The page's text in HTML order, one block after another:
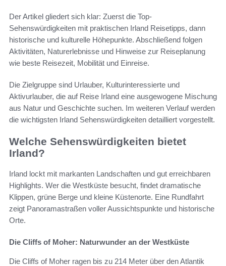
Der Artikel gliedert sich klar: Zuerst die Top-
Sehenswürdigkeiten mit praktischen Irland Reisetipps, dann
historische und kulturelle Höhepunkte. Abschließend folgen
Aktivitäten, Naturerlebnisse und Hinweise zur Reiseplanung
wie beste Reisezeit, Mobilität und Einreise.
Die Zielgruppe sind Urlauber, Kulturinteressierte und
Aktivurlauber, die auf Reise Irland eine ausgewogene Mischung
aus Natur und Geschichte suchen. Im weiteren Verlauf werden
die wichtigsten Irland Sehenswürdigkeiten detailliert vorgestellt.
Welche Sehenswürdigkeiten bietet
Irland?
Irland lockt mit markanten Landschaften und gut erreichbaren
Highlights. Wer die Westküste besucht, findet dramatische
Klippen, grüne Berge und kleine Küstenorte. Eine Rundfahrt
zeigt Panoramastraßen voller Aussichtspunkte und historische
Orte.
Die Cliffs of Moher: Naturwunder an der Westküste
Die Cliffs of Moher ragen bis zu 214 Meter über den Atlantik